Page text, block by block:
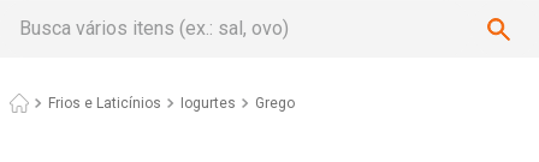
Frios e Laticínios Iogurtes Grego